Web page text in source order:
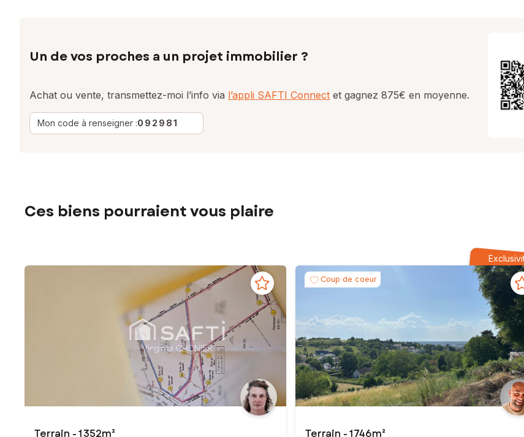
Un de vos proches a un projet immobilier ?
Achat ou vente, transmettez-moi l’info via l’appli SAFTI Connect et gagnez 875€ en moyenne.
Mon code à renseigner :092981
Ces biens pourraient vous plaire
Terrain - 1 352m²
Coup de coeur
Terrain - 1 746m²